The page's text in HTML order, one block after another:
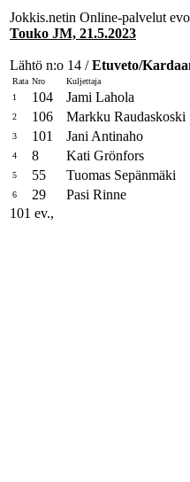
Jokkis.netin Online-palvelut
Touko JM, 21.5.2023
Lähtö n:o 14 /Etuveto/
Rata Nro Kuljettaja
1
104 Jami Lahola
2 106 Markku Raudaskoski
3 101 Jani Antinaho
4 8 Kati Grönfors
5 55 Tuomas Sepänmäki
6 29 Pasi Rinne
101 ev.,